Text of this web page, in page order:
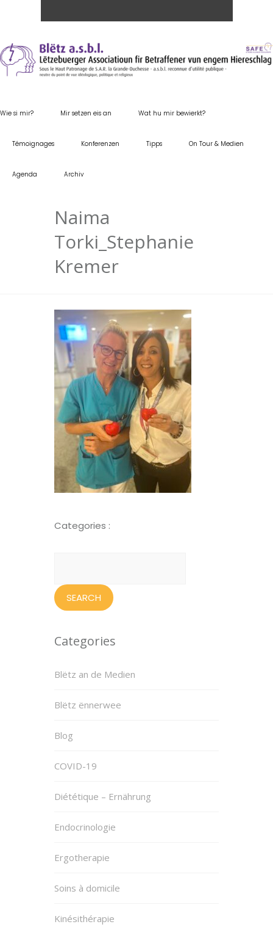
Wie si mir? Mir setzen eis an Wat hu mir bewierkt?
Témoignages Konferenzen Tipps On Tour & Medien
Agenda Archiv
Naima
Torki_Stephanie
Kremer
Categories :
Categories
Blëtz an de Medien
Blëtz ënnerwee
Blog
COVID-19
Diététique – Ernährung
Endocrinologie
Ergotherapie
Soins à domicile
Kinésithérapie